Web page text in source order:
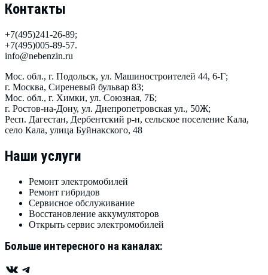
Контакты
+7(495)241-26-89;
+7(495)005-89-57.
info@nebenzin.ru
Мос. обл., г. Подольск, ул. Машиностроителей 44, 6-Г;
г. Москва, Сиреневый бульвар 83;
Мос. обл., г. Химки, ул. Союзная, 7Б;
г. Ростов-на-Дону, ул. Днепропетровская ул., 50Ж;
Респ. Дагестан, Дербентский р-н, сельское поселение Кала,
село Кала, улица Буйнакского, 48
Наши услуги
Ремонт электромобилей
Ремонт гибридов
Сервисное обслуживание
Восстановление аккумуляторов
Открыть сервис электромобилей
Больше интересного на каналах:
ВКонтакте
Telegram